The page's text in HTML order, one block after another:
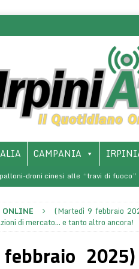
CAMPANIA
droni cinesi alle “travi di
– Presso l’Arcidiocesi, la
quantistica”, ovvero
(Martedì 9 febbraio
di mercato… e tanto altro ancora!